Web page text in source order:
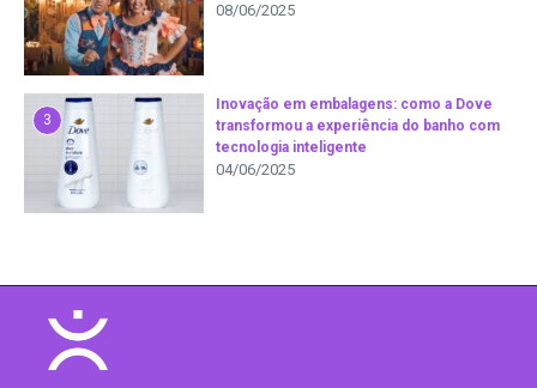
08/06/2025
3
Inovação em embalagens: como a Dove
transformou a experiência do banho com
tecnologia inteligente
04/06/2025